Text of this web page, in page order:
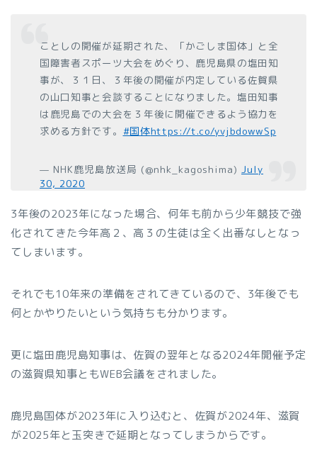
ことしの開催が延期された、「かごしま国体」と全
国障害者スポーツ大会をめぐり、鹿児島県の塩田知
事が、３１日、３年後の開催が内定している佐賀県
の山口知事と会談することになりました。塩田知事
は鹿児島での大会を３年後に開催できるよう協力を
求める方針です。 #国体https://t.co/yvjbdowwSp
— NHK鹿児島放送局 (@nhk_kagoshima)July
30, 2020
3年後の2023年になった場合、何年も前から少年競技で強
化されてきた今年高２、高３の生徒は全く出番なしとなっ
てしまいます。
それでも10年来の準備をされてきているので、3年後でも
何とかやりたいという気持ちも分かります。
更に塩田鹿児島知事は、佐賀の翌年となる2024年開催予定
の滋賀県知事ともWEB会議をされました。
鹿児島国体が2023年に入り込むと、佐賀が2024年、滋賀
が2025年と玉突きで延期となってしまうからです。